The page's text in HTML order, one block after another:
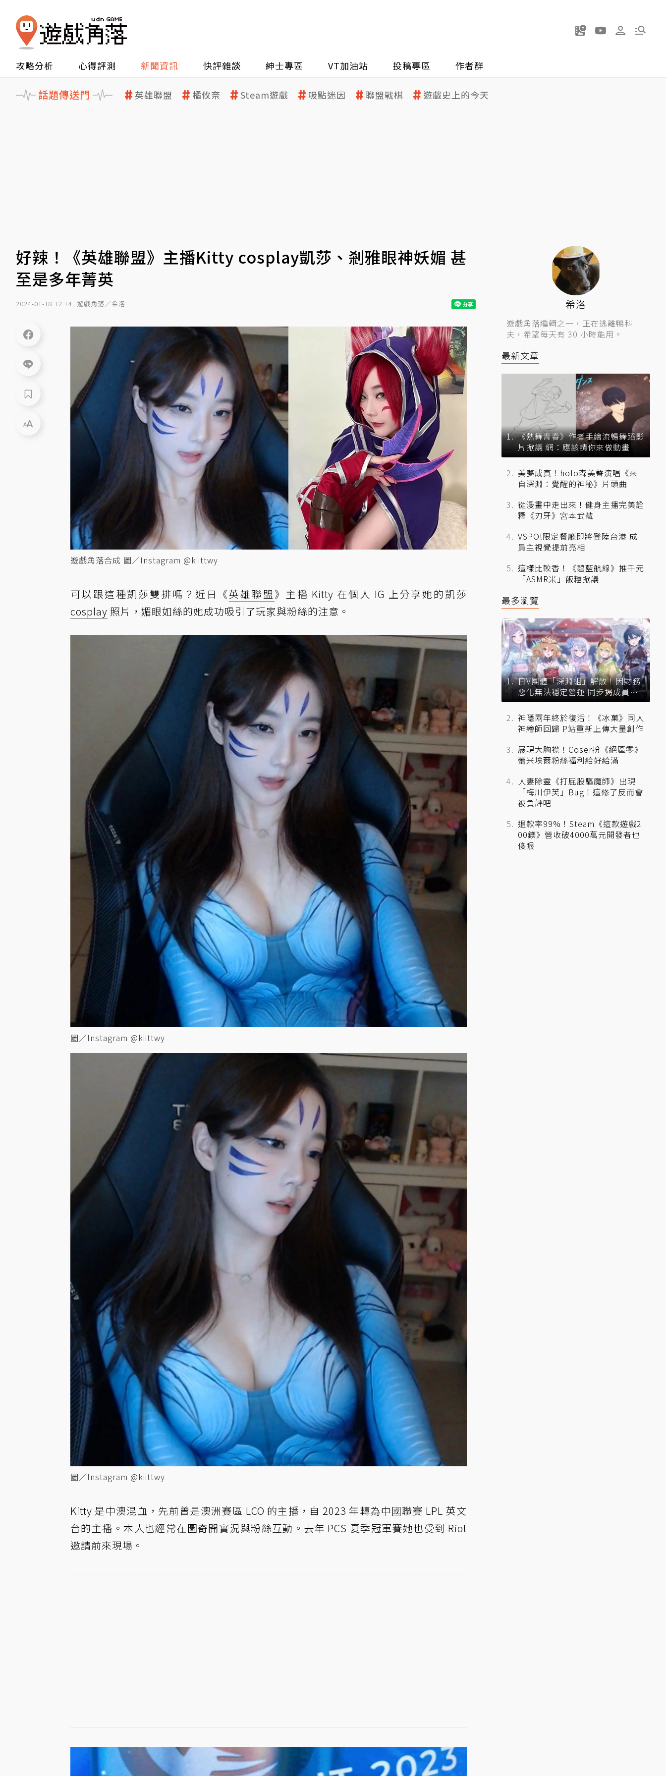
攻略分析 心得評測 新聞資訊 快評雜談 紳士專區 VT加油站 投稿專區 作者群
話題傳送門 英雄聯盟 橘攸奈 Steam遊戲 吸點迷因 聯盟戰棋 遊戲史上的今天
好辣！《英雄聯盟》主播Kitty cosplay凱莎、剎雅眼神妖媚 甚
至是多年菁英
2024-01-18 12:14 遊戲角落／希洛
遊戲角落合成 圖／Instagram @kiittwy
可以跟這種凱莎雙排嗎？近日《英雄聯盟 》主播 Kitty 在個人 IG 上分享她的凱莎
cosplay 照片，媚眼如絲的她成功吸引了玩家與粉絲的注意。
圖／Instagram @kiittwy
圖／Instagram @kiittwy
Kitty 是中澳混血，先前曾是澳洲賽區 LCO 的主播，自 2023 年轉為中國聯賽 LPL 英文
台的主播。本人也經常在圖奇開實況與粉絲互動。去年 PCS 夏季冠軍賽她也受到 Riot
邀請前來現場。
希洛
遊戲角落編輯之一，正在逃離鴨科
夫，希望每天有 30 小時能用。
最新文章
《熱舞青春》作者手繪流暢舞蹈影
片掀議 網：應該請你來做動畫
美夢成真！holo森美聲演唱《來
自深淵：覺醒的神秘》片頭曲
從漫畫中走出來！健身主播完美詮
釋《刃牙》宮本武藏
VSPO!限定餐廳即將登陸台港 成
員主視覺提前亮相
這樣比較香！《碧藍航線》推千元
「ASMR米」飯糰掀議
最多瀏覽
日V團體「深淵組」解散！因財務
惡化無法穩定營運 同步揭成員未
來去向
神隱兩年終於復活！《冰菓》同人
神繪師回歸 P站重新上傳大量創作
展現大胸襟！Coser扮《絕區零》
蕾米埃爾粉絲福利給好給滿
人妻除靈《打屁股驅魔師》出現
「梅川伊芙」Bug！這修了反而會
被負評吧
退款率99%！Steam《這款遊戲2
00鎂》營收破4000萬元開發者也
傻眼